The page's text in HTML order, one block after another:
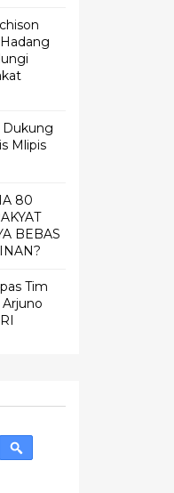
Dukung
Mlipis
80
BEBAS
Tim